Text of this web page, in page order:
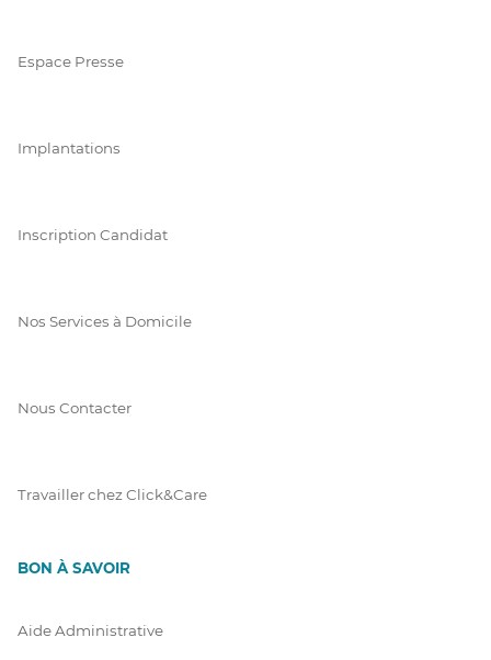
Espace Presse
Implantations
Inscription Candidat
Nos Services à Domicile
Nous Contacter
Travailler chez Click&Care
BON À SAVOIR
Aide Administrative